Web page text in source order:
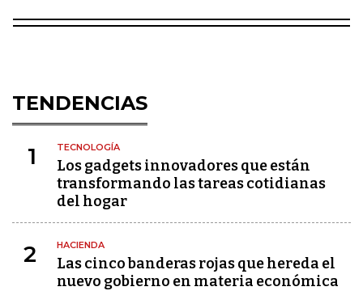
TENDENCIAS
1 TECNOLOGÍA
Los gadgets innovadores que están
transformando las tareas cotidianas
del hogar
2 HACIENDA
Las cinco banderas rojas que hereda el
nuevo gobierno en materia económica